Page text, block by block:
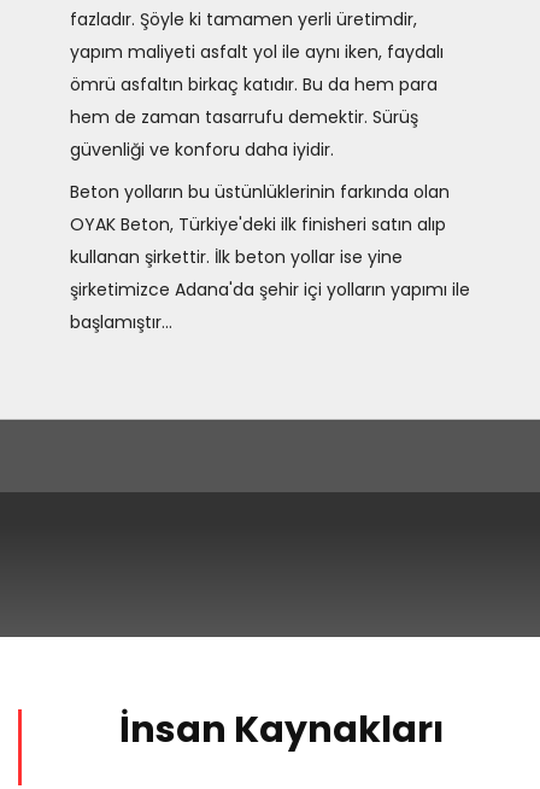
fazladır. Şöyle ki tamamen yerli üretimdir,
yapım maliyeti asfalt yol ile aynı iken, faydalı
ömrü asfaltın birkaç katıdır. Bu da hem para
hem de zaman tasarrufu demektir. Sürüş
güvenliği ve konforu daha iyidir.
Beton yolların bu üstünlüklerinin farkında olan
OYAK Beton, Türkiye'deki ilk finisheri satın alıp
kullanan şirkettir. İlk beton yollar ise yine
şirketimizce Adana'da şehir içi yolların yapımı ile
başlamıştır...
İnsan Kaynakları